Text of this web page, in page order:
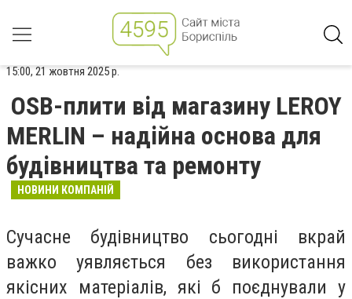
15:00, 21 жовтня 2025 р.
OSB-плити від магазину LEROY
MERLIN – надійна основа для
будівництва та ремонту
НОВИНИ КОМПАНІЙ
Сучасне будівництво сьогодні вкрай
важко уявляється без використання
якісних матеріалів, які б поєднували у